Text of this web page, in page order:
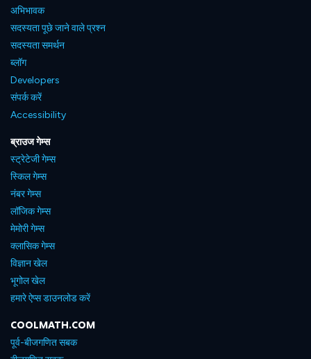
अभिभावक
सदस्यता पूछे जाने वाले प्रश्न
सदस्यता समर्थन
ब्लॉग
Developers
संपर्क करें
Accessibility
ब्राउज गेम्स
स्ट्रेटेजी गेम्स
स्किल गेम्स
नंबर गेम्स
लॉजिक गेम्स
मेमोरी गेम्स
क्लासिक गेम्स
विज्ञान खेल
भूगोल खेल
हमारे ऐप्स डाउनलोड करें
COOLMATH.COM
पूर्व-बीजगणित सबक